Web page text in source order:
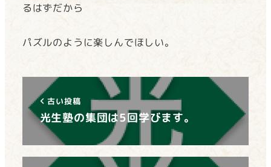
るはずだから
パズルのように楽しんでほしい。
古い投稿
光生塾の集団は5回学びます。